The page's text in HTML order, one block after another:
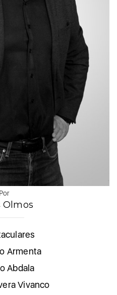
Por
Olmos
Armenta
Abdala
Vivanco